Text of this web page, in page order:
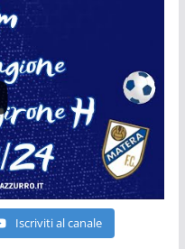
Iscriviti al canale